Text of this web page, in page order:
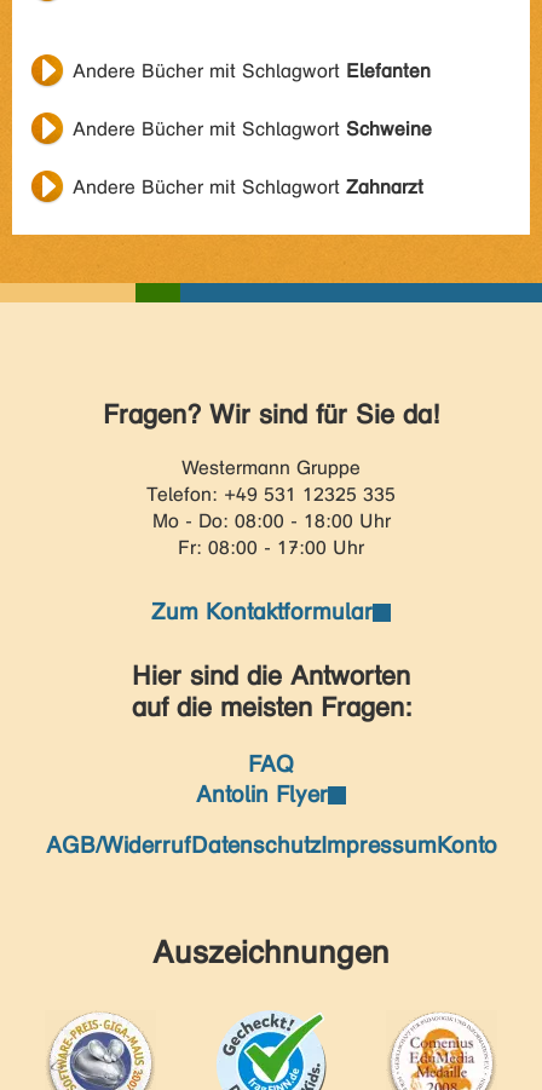
Andere Bücher mit Schlagwort Elefanten
Andere Bücher mit Schlagwort Schweine
Andere Bücher mit Schlagwort Zahnarzt